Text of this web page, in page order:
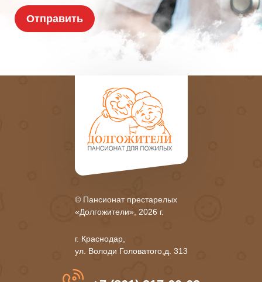
© Пансионат престарелых
«Долгожители», 2026 г.
г. Краснодар,
ул. Володи Головатого,д. 313